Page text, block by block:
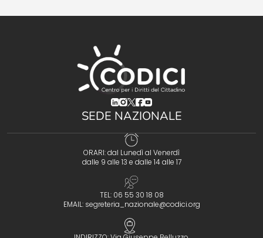
(opens in a new tab)
(opens in a new tab)
(opens in a new tab)
(opens in a new tab)
(opens in a new tab)
SEDE NAZIONALE
ORARI: dal Lunedì al Venerdì
dalle 9 alle 13 e dalle 14 alle 17
TEL: 06 55 30 18 08
EMAIL: segreteria_nazionale@codici.org